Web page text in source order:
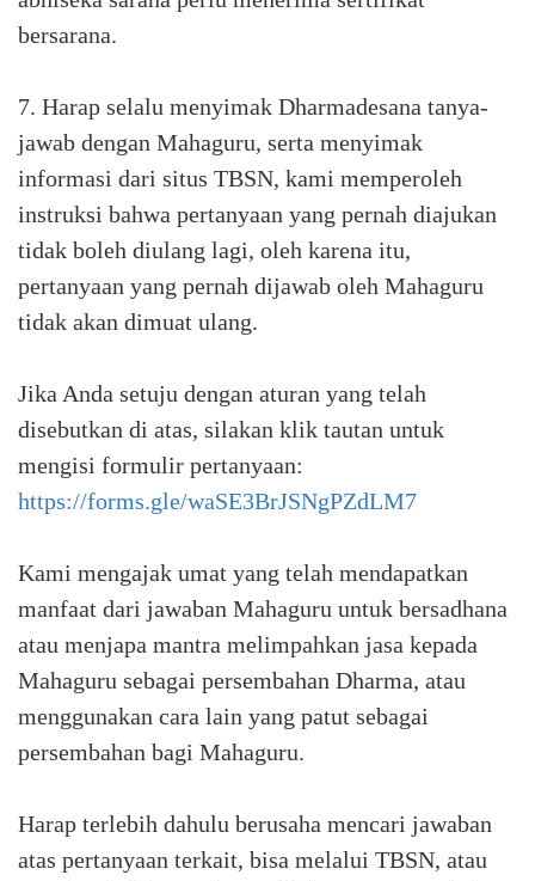
bersarana.⁣
7. Harap selalu menyimak Dharmadesana tanya-
jawab dengan Mahaguru, serta menyimak
informasi dari situs TBSN, kami memperoleh
instruksi bahwa pertanyaan yang pernah diajukan
tidak boleh diulang lagi, oleh karena itu,
pertanyaan yang pernah dijawab oleh Mahaguru
tidak akan dimuat ulang.⁣
Jika Anda setuju dengan aturan yang telah
disebutkan di atas, silakan klik tautan untuk
mengisi formulir pertanyaan:
https://forms.gle/waSE3BrJSNgPZdLM7
Kami mengajak umat yang telah mendapatkan
manfaat dari jawaban Mahaguru untuk bersadhana
atau menjapa mantra melimpahkan jasa kepada
Mahaguru sebagai persembahan Dharma, atau
menggunakan cara lain yang patut sebagai
persembahan bagi Mahaguru.⁣
Harap terlebih dahulu berusaha mencari jawaban
atas pertanyaan terkait, bisa melalui TBSN, atau